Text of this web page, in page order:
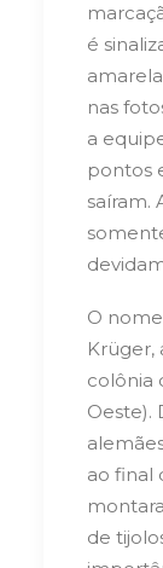
é
nas
a
pontos
saíram.
O
Krüger,
colônia
Oeste).
ao final
de